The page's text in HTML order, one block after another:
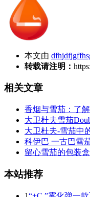
本文由
转载请注明：
相关文章
香烟与雪茄：了
大卫杜夫雪茄
大卫杜夫-雪茄中
科伊巴 一古巴雪
留心雪茄的包装
本站推荐